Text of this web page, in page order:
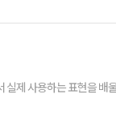
실제 사용하는 표현을 배